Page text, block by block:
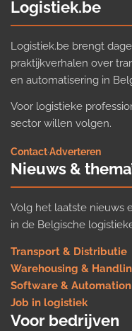
Logistiek.be
Logistiek.be brengt
praktijkverhalen over
en automatisering in
Voor logistieke
sector willen volgen.
Contact·Adverteren
Nieuws &
Volg het laatste nieuws
in de Belgische
Transport & Distributie
Warehousing &
Software & Automation
Job in logistiek
Voor bedrijven